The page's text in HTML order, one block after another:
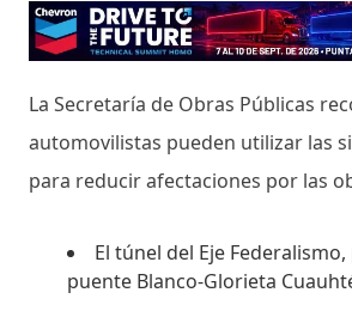
La Secretaría de Obras Públicas
automovilistas pueden utilizar las
para reducir afectaciones por las
El túnel del Eje
puente Blanco-Glorieta